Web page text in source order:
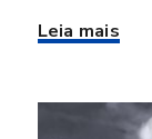
Leia mais